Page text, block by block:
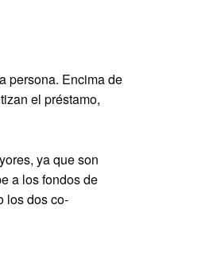
persona. Encima de
el préstamo,
ya que son
a los fondos de
los dos co-